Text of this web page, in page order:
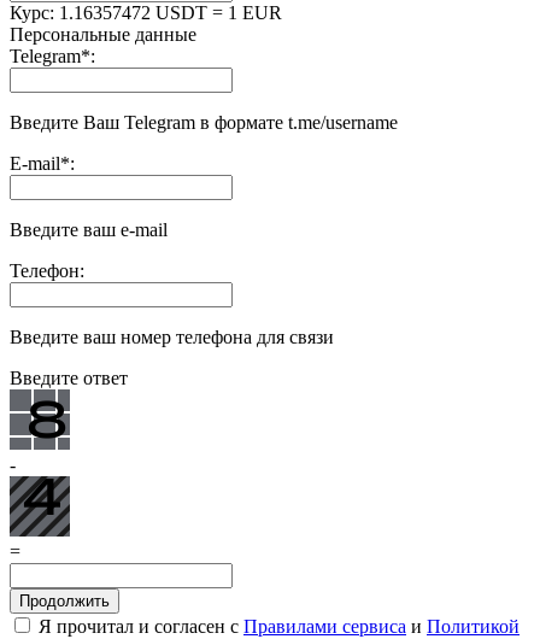
Курс: 1.16357472 USDT = 1 EUR
Персональные данные
Telegram*:
Введите Ваш Telegram в формате t.me/username
E-mail*:
Введите ваш e-mail
Телефон:
Введите ваш номер телефона для связи
Введите ответ
-
=
Я прочитал и согласен с Правилами сервиса и Политикой